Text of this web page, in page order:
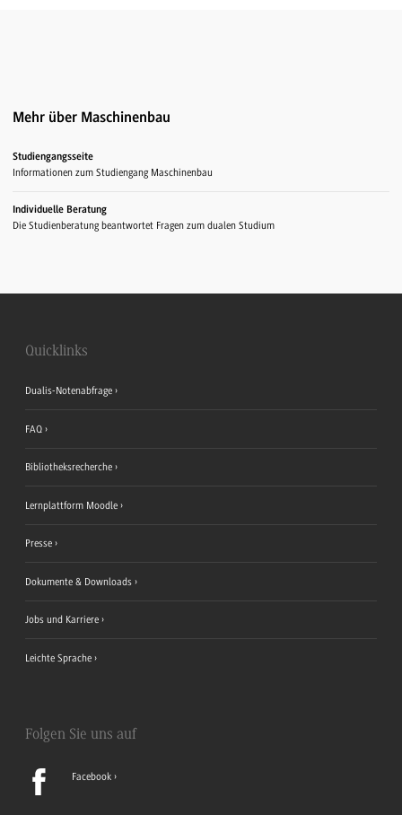
Mehr über Maschinenbau
Studiengangsseite
Informationen zum Studiengang Maschinenbau
Individuelle Beratung
Die Studienberatung beantwortet Fragen zum dualen Studium
Quicklinks
Dualis-Notenabfrage
FAQ
Bibliotheksrecherche
Lernplattform Moodle
Presse
Dokumente & Downloads
Jobs und Karriere
Leichte Sprache
Folgen Sie uns auf
Facebook